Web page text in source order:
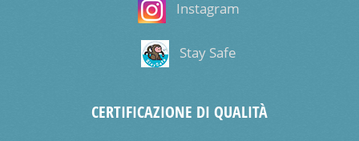
Instagram
Stay Safe
CERTIFICAZIONE DI QUALITÀ